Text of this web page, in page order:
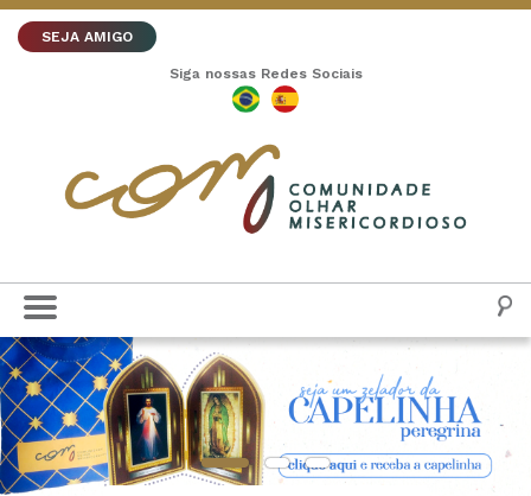
SEJA AMIGO
Siga nossas Redes Sociais